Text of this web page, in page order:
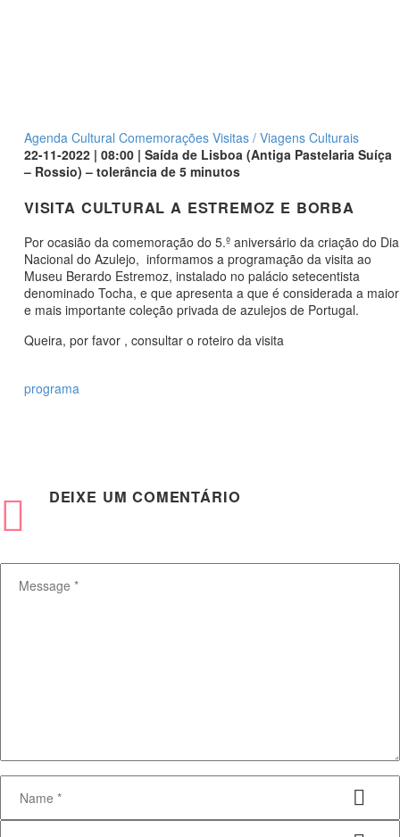
Agenda Cultural Comemorações Visitas / Viagens Culturais
22-11-2022 | 08:00 | Saída de Lisboa (Antiga Pastelaria Suíça
– Rossio) – tolerância de 5 minutos
VISITA CULTURAL A ESTREMOZ E BORBA
Por ocasião da comemoração do 5.º aniversário da criação do Dia
Nacional do Azulejo, informamos a programação da visita ao
Museu Berardo Estremoz, instalado no palácio setecentista
denominado Tocha, e que apresenta a que é considerada a maior
e mais importante coleção privada de azulejos de Portugal.
Queira, por favor , consultar o roteiro da visita
programa
DEIXE UM COMENTÁRIO